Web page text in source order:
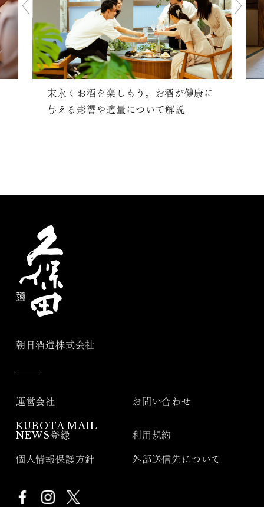
末永くお酒を楽しもう。お酒が健康に
与える影響や適量について解説
朝日酒造株式会社
運営会社 お問い合わせ
KUBOTA MAIL
NEWS登録
利用規約
個人情報保護方針 外部送信先について